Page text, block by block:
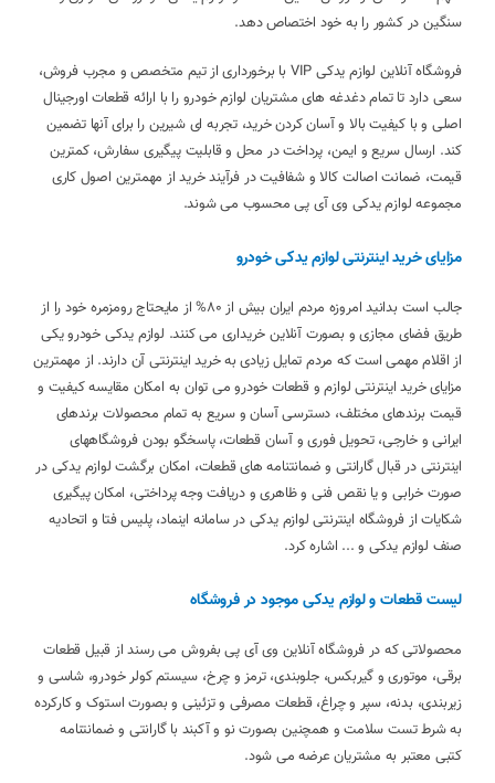
سنگین در کشور را به خود اختصاص دهد.
فروشگاه آنلاین لوازم یدکی VIP با برخورداری از تیم متخصص و مجرب فروش،
سعی دارد تا تمام دغدغه های مشتریان لوازم خودرو را با ارائه قطعات اورجینال
اصلی و با کیفیت بالا و آسان کردن خرید، تجربه ای شیرین را برای آنها تضمین
کند. ارسال سریع و ایمن، پرداخت در محل و قابلیت پیگیری سفارش، کمترین
قیمت، ضمانت اصالت کالا و شفافیت در فرآیند خرید از مهمترین اصول کاری
مجموعه لوازم یدکی وی آی پی محسوب می شوند.
مزایای خرید اینترنتی لوازم یدکی خودرو
جالب است بدانید امروزه مردم ایران بیش از 80% از مایحتاج رومزمره خود را از
طریق فضای مجازی و بصورت آنلاین خریداری می کنند. لوازم یدکی خودرو یکی
از اقلام مهمی است که مردم تمایل زیادی به خرید اینترنتی آن دارند. از مهمترین
مزایای خرید اینترنتی لوازم و قطعات خودرو می توان به امکان مقایسه کیفیت و
قیمت برندهای مختلف، دسترسی آسان و سریع به تمام محصولات برندهای
ایرانی و خارجی، تحویل فوری و آسان قطعات، پاسخگو بودن فروشگاههای
اینترنتی در قبال گارانتی و ضمانتنامه های قطعات، امکان برگشت لوازم یدکی در
صورت خرابی و یا نقص فنی و ظاهری و دریافت وجه پرداختی، امکان پیگیری
شکایات از فروشگاه اینترنتی لوازم یدکی در سامانه اینماد، پلیس فتا و اتحادیه
صنف لوازم یدکی و ... اشاره کرد.
لیست قطعات و لوازم یدکی موجود در فروشگاه
محصولاتی که در فروشگاه آنلاین وی آی پی بفروش می رسند از قبیل قطعات
برقی، موتوری و گیربکس، جلوبندی، ترمز و چرخ، سیستم کولر خودرو، شاسی و
زیربندی، بدنه، سپر و چراغ، قطعات مصرفی و تزئینی و بصورت استوک و کارکرده
به شرط تست سلامت و همچنین بصورت نو و آکبند با گارانتی و ضمانتنامه
کتبی معتبر به مشتریان عرضه می شود.